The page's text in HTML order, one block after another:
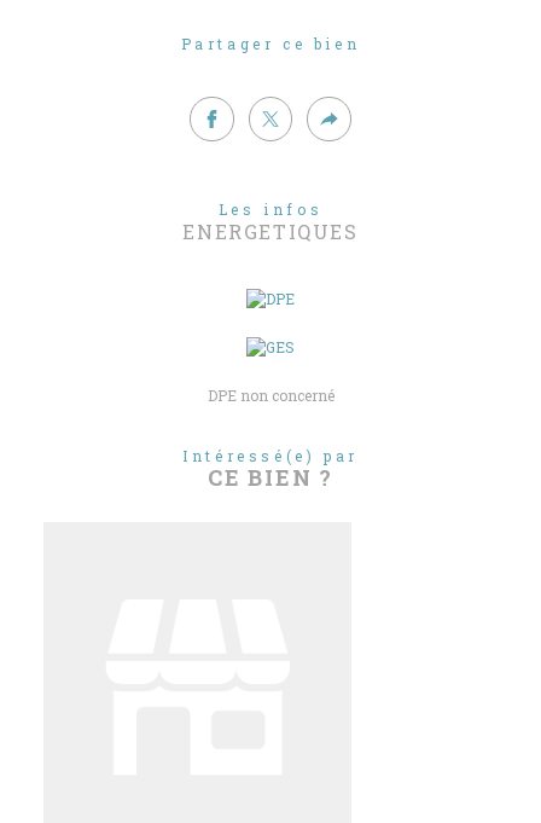
Partager ce bien
Les infos
ENERGETIQUES
DPE non concerné
Intéressé(e) par
CE BIEN ?